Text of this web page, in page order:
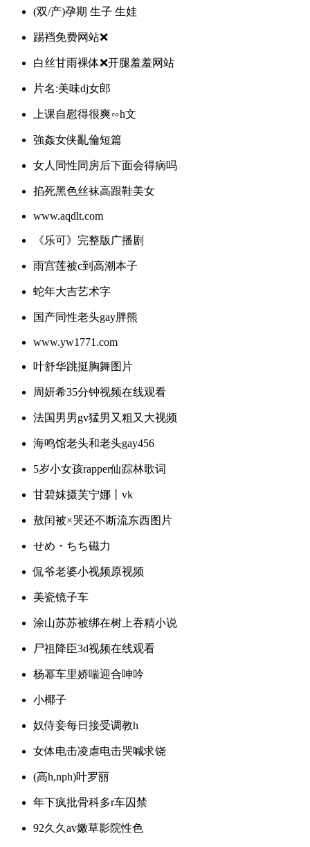
(双/产)孕期 生子 生娃
踢裆免费网站❌
白丝甘雨裸体❌开腿羞羞网站
片名:美味dj女郎
上课自慰得很爽∽h文
強姦女侠亂倫短篇
女人同性同房后下面会得病吗
掐死黑色丝袜高跟鞋美女
www.aqdlt.com
《乐可》完整版广播剧
雨宫莲被c到高潮本子
蛇年大吉艺术字
国产同性老头gay胖熊
www.yw1771.com
叶舒华跳挺胸舞图片
周妍希35分钟视频在线观看
法国男男gv猛男又粗又大视频
海鸣馆老头和老头gay456
5岁小女孩rapper仙踪林歌词
甘碧妺摄芙宁娜丨vk
敖闰被×哭还不断流东西图片
せめ・ちち磁力
侃爷老婆小视频原视频
美瓷镜子车
涂山苏苏被绑在树上吞精小说
尸祖降臣3d视频在线观看
杨幂车里娇喘迎合呻吟
小椰子
奴侍妾每日接受调教h
女体电击凌虐电击哭喊求饶
(高h,nph)叶罗丽
年下疯批骨科多r车囚禁
92久久av嫩草影院性色